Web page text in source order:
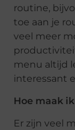
routine,
toe aan je
veel meer
menu altijd
interessant
Hoe maak
Er zijn veel